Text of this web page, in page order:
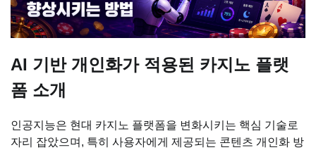
AI 기반 개인화가 적용된 카지노 플랫
폼 소개
인공지능은 현대 카지노 플랫폼을 변화시키는 핵심 기술로
자리 잡았으며, 특히 사용자에게 제공되는 콘텐츠 개인화 방